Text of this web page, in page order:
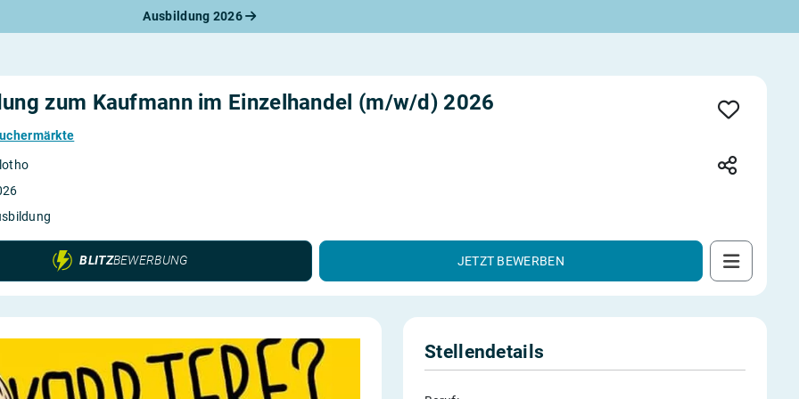
Ausbildung 2026
Bewerbung
Check
zum Kaufmann im Einzelhandel (m/w/d) 2026
BLITZBEWERBUNG JETZT BEWERBEN
Stellendetails